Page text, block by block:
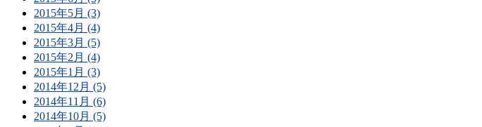
2015年5月 (3)
2015年4月 (4)
2015年3月 (5)
2015年2月 (4)
2015年1月 (3)
2014年12月 (5)
2014年11月 (6)
2014年10月 (5)